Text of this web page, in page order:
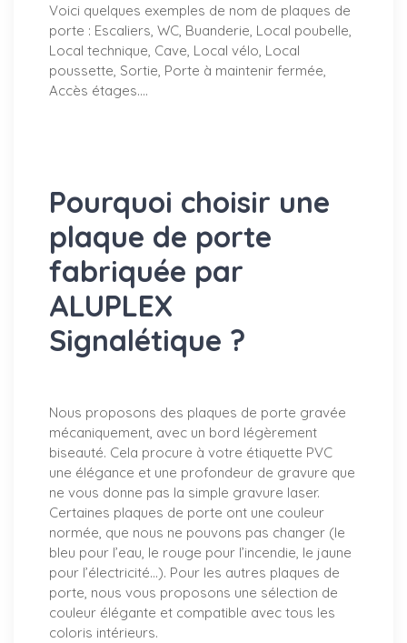
Voici quelques exemples de nom de plaques de
porte : Escaliers, WC, Buanderie, Local poubelle,
Local technique, Cave, Local vélo, Local
poussette, Sortie, Porte à maintenir fermée,
Accès étages….
Pourquoi choisir une
plaque de porte
fabriquée par
ALUPLEX
Signalétique ?
Nous proposons des plaques de porte gravée
mécaniquement, avec un bord légèrement
biseauté. Cela procure à votre étiquette PVC
une élégance et une profondeur de gravure que
ne vous donne pas la simple gravure laser.
Certaines plaques de porte ont une couleur
normée, que nous ne pouvons pas changer (le
bleu pour l’eau, le rouge pour l’incendie, le jaune
pour l’électricité…). Pour les autres plaques de
porte, nous vous proposons une sélection de
couleur élégante et compatible avec tous les
coloris intérieurs.